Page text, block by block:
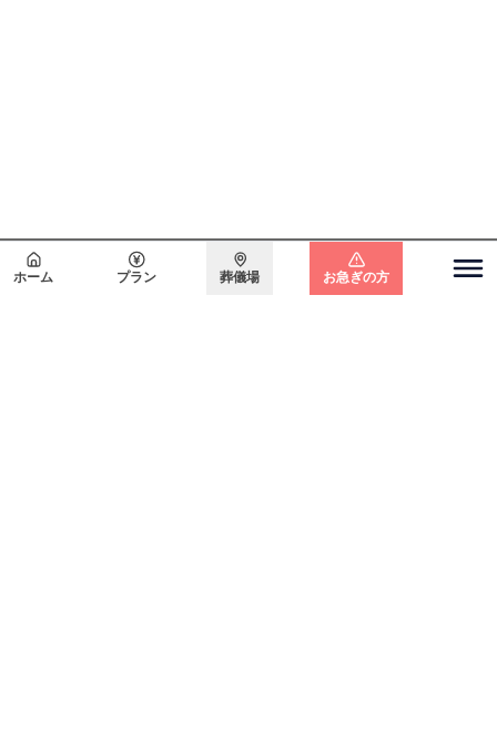
会員登録で
最大15万円割引
ホーム プラン 葬儀場
関東エリア お急ぎの方